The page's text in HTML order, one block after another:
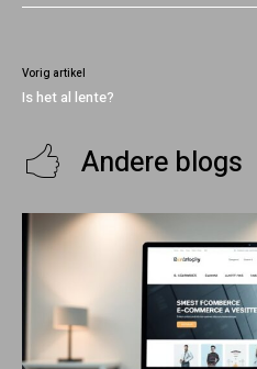
Vorig artikel
Is het al lente?
Andere blogs